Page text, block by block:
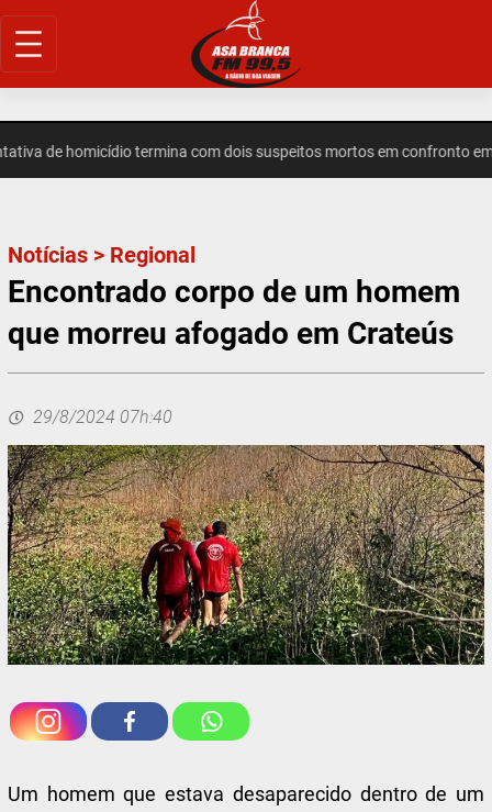
Pular
para
de homicídio termina com dois suspeitos mortos em confronto em
Notícias > Regional
Encontrado corpo de um homem
que morreu afogado em Crateús
29/8/2024 07h:40
Um homem que estava desaparecido dentro de um